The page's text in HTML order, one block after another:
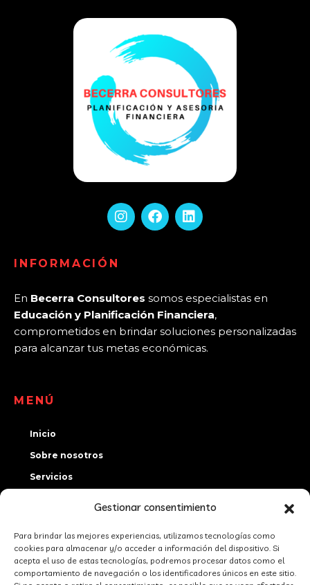
Gestionar consentimiento
Para brindar las mejores experiencias, utilizamos tecnologías como
cookies para almacenar y/o acceder a información del dispositivo. Si
acepta el uso de estas tecnologías, podremos procesar datos como el
comportamiento de navegación o los identificadores únicos en este sitio.
INFORMACIÓN
En Becerra Consultores somos especialistas en
Educación y Planificación Financiera,
comprometidos en brindar soluciones personalizadas
para alcanzar tus metas económicas.
MENÚ
Inicio
Sobre nosotros
Servicios
CONTACTO